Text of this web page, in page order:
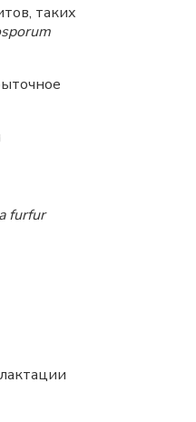
таких
furfur